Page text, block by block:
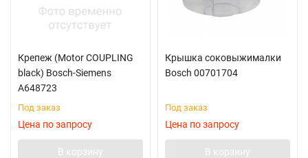
Крепеж (Motor COUPLING
black) Bosch-Siemens
A648723
Под заказ
Цена по запросу
В корзину
Крышка соковыжималки
Bosch 00701704
Под заказ
Цена по запросу
В корзину